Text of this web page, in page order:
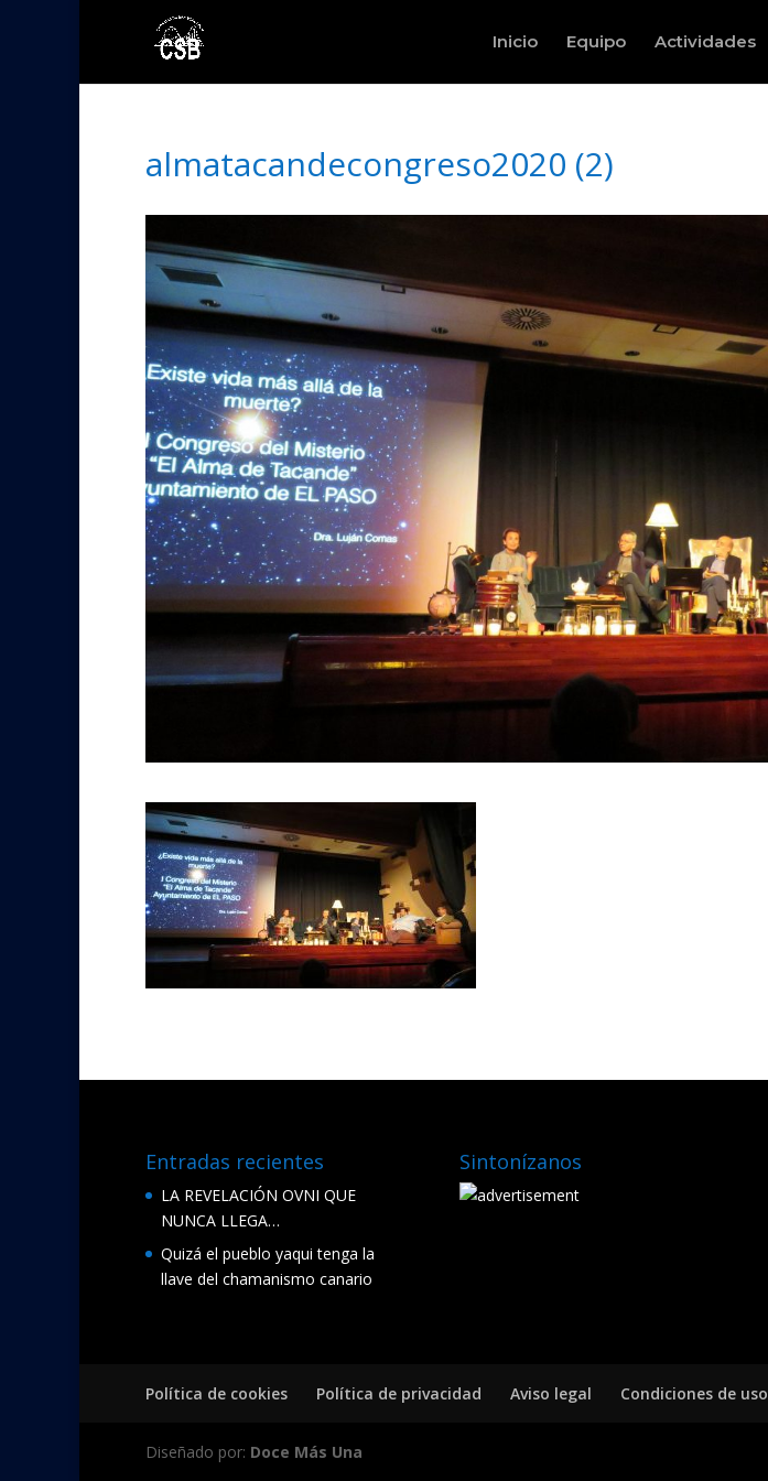
Inicio Equipo Actividades
almatacandecongreso2020 (2)
Entradas recientes
LA REVELACIÓN OVNI QUE
NUNCA LLEGA…
Quizá el pueblo yaqui tenga la
llave del chamanismo canario
Sintonízanos
Política de cookies Política de privacidad Aviso legal Condiciones de uso
Diseñado por: Doce Más Una